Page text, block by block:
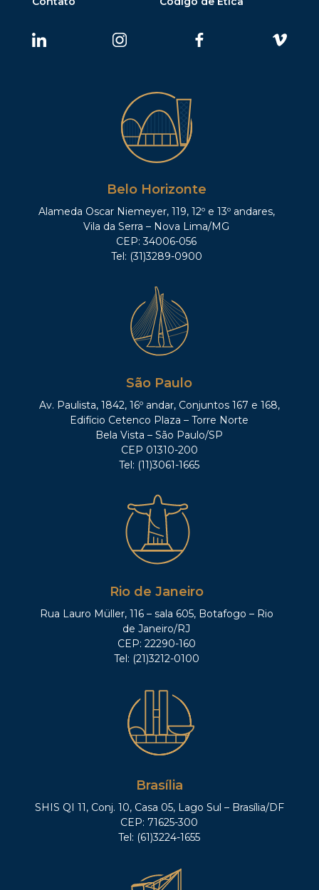
Belo Horizonte
Alameda Oscar Niemeyer, 119, 12º e 13º andares,
Vila da Serra – Nova Lima/MG
CEP: 34006-056
Tel: (31)3289-0900
São Paulo
Av. Paulista, 1842, 16º andar, Conjuntos 167 e 168,
Edifício Cetenco Plaza – Torre Norte
Bela Vista – São Paulo/SP
CEP 01310-200
Tel: (11)3061-1665
Rio de Janeiro
Rua Lauro Müller, 116 – sala 605, Botafogo – Rio
de Janeiro/RJ
CEP: 22290-160
Tel: (21)3212-0100
Brasília
SHIS QI 11, Conj. 10, Casa 05, Lago Sul – Brasília/DF
CEP: 71625-300
Tel: (61)3224-1655